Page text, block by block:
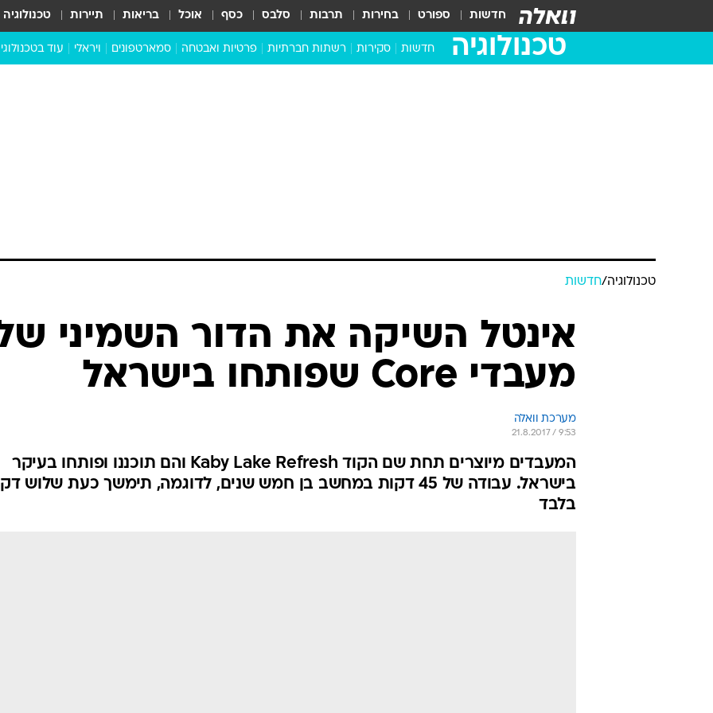
חדשות ספורט בחירות תרבות סלבס כסף אוכל בריאות תיירות טכנולוגיה
טכנולוגיה חדשות סקירות רשתות חברתיות פרטיות ואבטחה סמארטפונים ויראלי עוד
טכנולוגיה/חדשות
אינטל השיקה את הדור השמיני
מעבדי Core שפותחו בישראל
מערכת וואלה
21.8.2017 / 9:53
המעבדים מיוצרים תחת שם הקוד Kaby Lake Refresh והם תוכננו ופותחו בעיקר
בישראל. עבודה של 45 דקות במחשב בן חמש שנים, לדוגמה, תימשך כעת שלוש
בלבד